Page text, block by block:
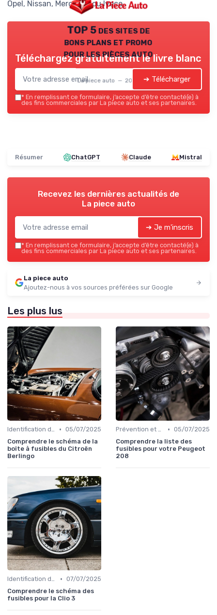
Opel, Nissan, Mercedes ou Iveco.
TOP 5 des sites de
bons plans et promo
pour les pièces auto
La piece auto — 2026
Téléchargez gratuitement le livre blanc
➔ Télécharger
* En remplissant ce formulaire, j’accepte d’être contacté(e) à
des fins commerciales par La piece auto et ses partenaires.
Résumer ChatGPT Claude Mistral
Recevez les dernières actualités de
La piece auto
➔ Je m'inscris
* En remplissant ce formulaire, j’accepte d’être contacté(e) à
des fins commerciales par La piece auto et ses partenaires.
La piece auto
Ajoutez-nous à vos sources préférées sur Google
Les plus lus
Identification de la Pièce Nécessaire • 05/07/2025
Comprendre le schéma de la
boîte à fusibles du Citroën
Berlingo
Prévention et Diagnostic des Pannes • 05/07/2025
Comprendre la liste des
fusibles pour votre Peugeot
208
Identification de la Pièce Nécessaire • 07/07/2025
Comprendre le schéma des
fusibles pour la Clio 3